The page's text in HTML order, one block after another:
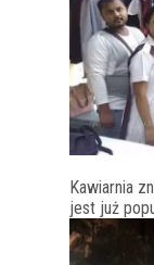
Kawiarnia
jest już